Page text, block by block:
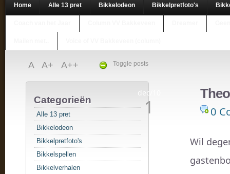
Home Alle 13 pret Bikkelodeon Bikkelpretfoto's
Toggle posts
A A+ A++
Categorieën
Alle 13 pret
Bikkelodeon
Bikkelpretfoto's
Bikkelspellen
Bikkelverhalen
dec/10
1 0
Wil